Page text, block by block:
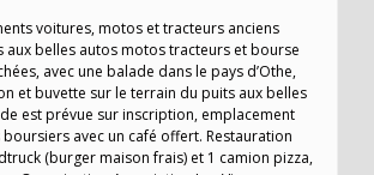
voitures, motos et tracteurs anciens
aux belles autos motos tracteurs et bourse
avec une balade dans le pays d’Othe,
et buvette sur le terrain du puits aux belles
est prévue sur inscription, emplacement
avec un café offert. Restauration
(burger maison frais) et 1 camion pizza,